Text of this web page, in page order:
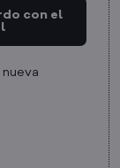
con el